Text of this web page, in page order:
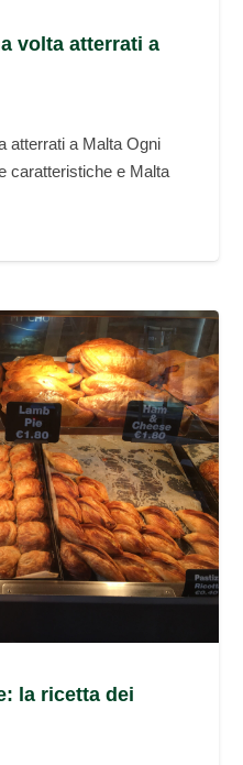
volta atterrati a
atterrati a Malta Ogni
caratteristiche e Malta
la ricetta dei